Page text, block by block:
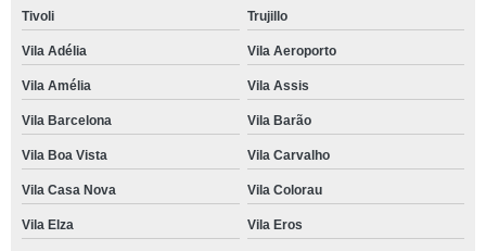
Tivoli Trujillo
Vila Adélia Vila Aeroporto
Vila Amélia Vila Assis
Vila Barcelona Vila Barão
Vila Boa Vista Vila Carvalho
Vila Casa Nova Vila Colorau
Vila Elza Vila Eros